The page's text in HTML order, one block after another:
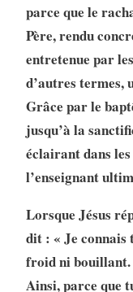
parce que le
Père, rendu
entretenue par
d’autres termes,
Grâce par le
jusqu’à la
éclairant dans
l’enseignant
Lorsque Jésus
dit : « Je connais
froid ni bouillant.
Ainsi, parce que